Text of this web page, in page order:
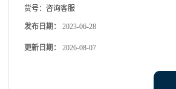
货号： 咨询客服
发布日期： 2023-06-28
更新日期： 2026-08-07